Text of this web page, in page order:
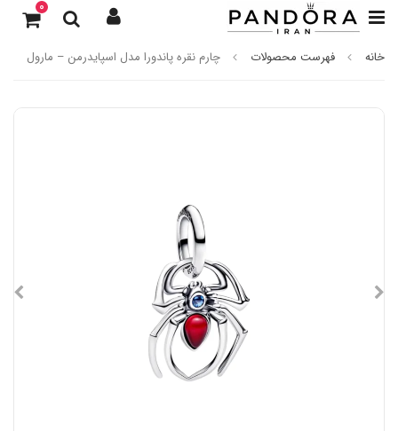
0
خانه فهرست محصولات چارم نقره پاندورا مدل اسپایدرمن – مارول